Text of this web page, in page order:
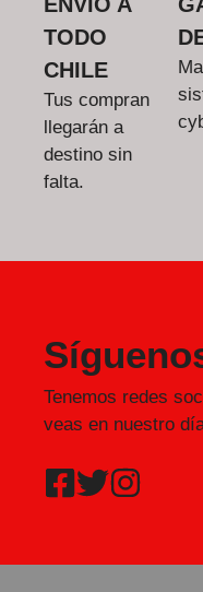
TODO
CHILE
Tus compran
llegarán a
destino sin
falta.
Tenemos redes
veas en nuestro